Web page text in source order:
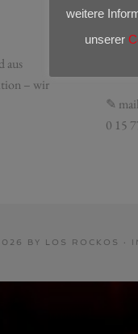
aus
– wir
✎
0 15
BY LOS ROCKOS ·
weitere
unserer